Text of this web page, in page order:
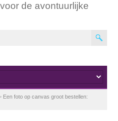
de avontuurlijke
Een foto op canvas groot bestellen: